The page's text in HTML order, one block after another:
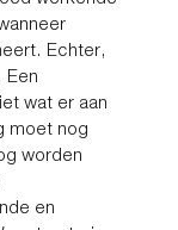
Echter,
Een
wat er aan
moet nog
worden
en